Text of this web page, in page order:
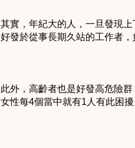
其實，年紀大的人，一旦發現
好發於從事長期久站的工作者
此外，高齡者也是好發高危險
女性每4個當中就有1人有此困擾